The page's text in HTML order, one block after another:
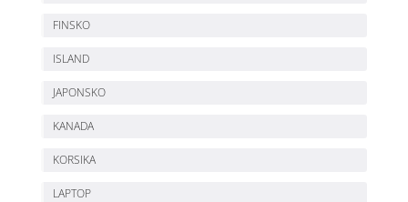
FINSKO
ISLAND
JAPONSKO
KANADA
KORSIKA
LAPTOP